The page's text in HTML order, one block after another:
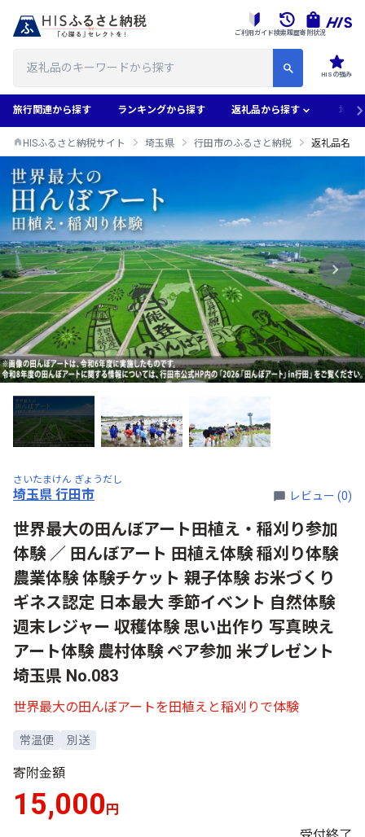
HISの強み
ご利用ガイド検索履歴寄附状況
旅行関連から探す ランキングから探す 返礼品から探す 地域
HISふるさと納税サイト 埼玉県 行田市のふるさと納税 返礼品名
さいたまけん ぎょうだし
埼玉県 行田市 レビュー (0)
世界最大の田んぼアート田植え・稲刈り参加
体験 ／ 田んぼアート 田植え体験 稲刈り体験
農業体験 体験チケット 親子体験 お米づくり
ギネス認定 日本最大 季節イベント 自然体験
週末レジャー 収穫体験 思い出作り 写真映え
アート体験 農村体験 ペア参加 米プレゼント
埼玉県 No.083
世界最大の田んぼアートを田植えと稲刈りで体験
常温便 別送
寄附金額
15,000 円